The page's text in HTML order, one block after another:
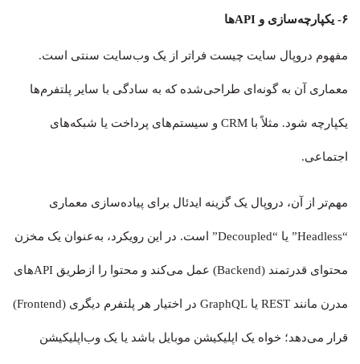
۶- یکپارچه‌سازی و API‌ها
مفهوم دروپال سایت چیست فراتر از یک وب‌سایت سنتی است.
معماری آن به گونه‌ای طراحی‌شده که به سادگی با سایر پلتفرم‌ها
یکپارچه شود. مثلاً با CRM و سیستم‌های پرداخت یا شبکه‌های
اجتماعی.
مهم‌تر از آن، دروپال یک گزینه ایدئال برای پیاده‌سازی معماری
“Headless” یا “Decoupled” است. در این رویکرد، به‌عنوان یک مخزن
محتوای قدرتمند (Backend) عمل می‌کند و محتوا را ازطریق APIهای
مدرن مانند REST یا GraphQL در اختیار هر پلتفرم دیگری (Frontend)
قرار می‌دهد؛ خواه یک اپلیکیشن موبایل باشد یا یک وب‌اپلیکیشن